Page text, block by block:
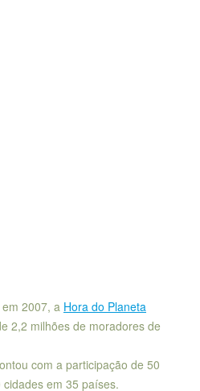
2007, a Hora do Planeta
2,2 milhões de moradores de
com a participação de 50
em 35 países.